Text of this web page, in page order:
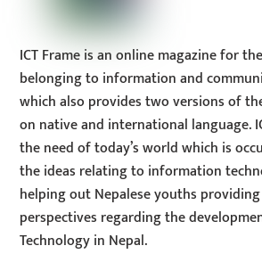
ICT Frame is an online magazine for
belonging to information and
which also provides two versions of
on native and international language.
the need of today’s world which is
the ideas relating to information
helping out Nepalese youths
perspectives regarding the
Technology in Nepal.